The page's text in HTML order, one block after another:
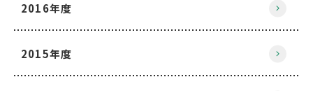
2016年度
2015年度